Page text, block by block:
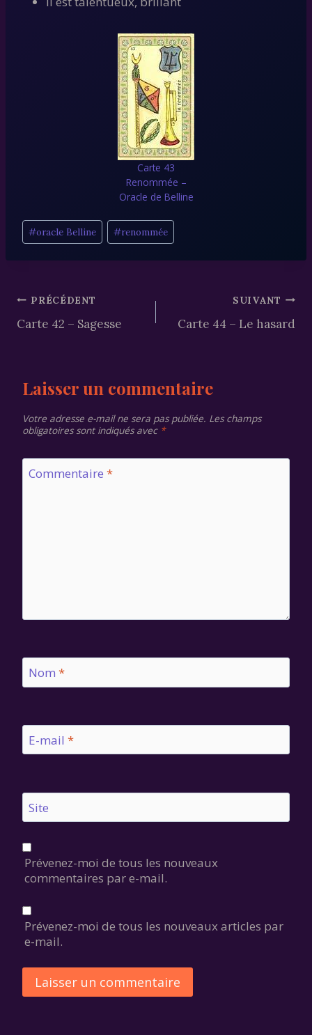
Carte 43
Renommée –
Oracle de Belline
Étiquettes
de
la
#oracle Belline #renommée
Navigation
de
PRÉCÉDENT
Carte 42 – Sagesse
SUIVANT
Carte 44 – Le hasard
Laisser un commentaire
Votre adresse e-mail ne sera pas publiée. Les champs
obligatoires sont indiqués avec *
Commentaire *
Nom *
E-mail *
Site
Prévenez-moi de tous les nouveaux
commentaires par e-mail.
Prévenez-moi de tous les nouveaux articles par
e-mail.